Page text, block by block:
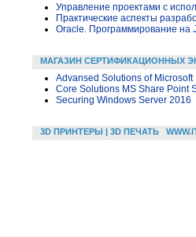
Управление проектами с
Практические аспекты
Oracle. Программирование на
МАГАЗИН СЕРТИФИКАЦИОННЫХ
Advansed Solutions of
Core Solutions MS Share Point
Securing Windows Server 2016
3D ПРИНТЕРЫ | 3D ПЕЧАТЬ